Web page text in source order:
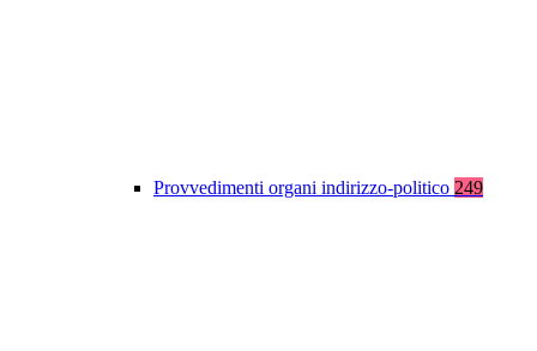
Provvedimenti organi indirizzo-politico 249